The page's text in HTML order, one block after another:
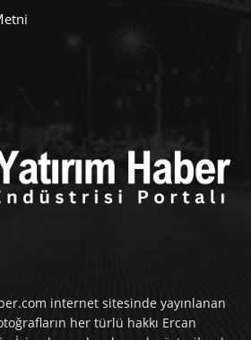
internet sitesinde yayınlanan
her türlü hakkı Ercan